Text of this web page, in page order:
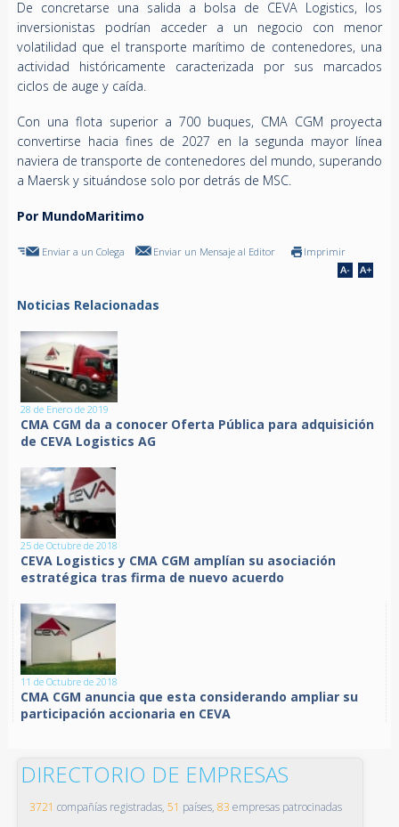
De concretarse una salida a bolsa de CEVA Logistics, los
inversionistas podrían acceder a un negocio con menor
volatilidad que el transporte marítimo de contenedores, una
actividad históricamente caracterizada por sus marcados
ciclos de auge y caída.
Con una flota superior a 700 buques, CMA CGM proyecta
convertirse hacia fines de 2027 en la segunda mayor línea
naviera de transporte de contenedores del mundo, superando
a Maersk y situándose solo por detrás de MSC.
Por MundoMaritimo
Enviar a un Colega Enviar un Mensaje al Editor Imprimir
Noticias Relacionadas
28 de Enero de 2019
CMA CGM da a conocer Oferta Pública para adquisición
de CEVA Logistics AG
25 de Octubre de 2018
CEVA Logistics y CMA CGM amplían su asociación
estratégica tras firma de nuevo acuerdo
11 de Octubre de 2018
CMA CGM anuncia que esta considerando ampliar su
participación accionaria en CEVA
DIRECTORIO DE EMPRESAS
3721 compañías registradas, 51 países, 83 empresas patrocinadas